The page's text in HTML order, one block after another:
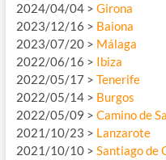
2024/04/04 > Girona
2023/12/16 > Baiona
2023/07/20 > Málaga
2022/06/16 > Ibiza
2022/05/17 > Tenerife
2022/05/14 > Burgos
2022/05/09 > Camino de
2021/10/23 > Lanzarote
2021/10/10 > Santiago de